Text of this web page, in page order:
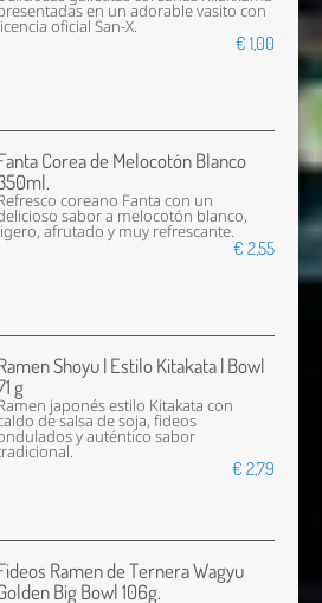
en un adorable vasito con
licencia oficial San-X.
€ 1,00
Corea de Melocotón Blanco
coreano Fanta con un
sabor a melocotón blanco,
afrutado y muy refrescante.
€ 2,55
Shoyu | Estilo Kitakata | Bowl
g
japonés estilo Kitakata con
de salsa de soja, fideos
y auténtico sabor
€ 2,79
Ramen de Ternera Wagyu
Big Bowl 106g.